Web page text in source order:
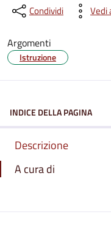
Condividi Vedi
Argomenti
Istruzione
INDICE DELLA PAGINA
Descrizione
A cura di